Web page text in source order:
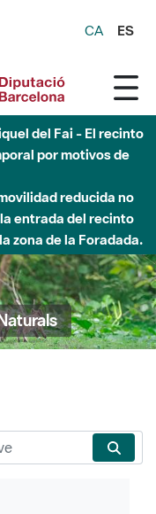
CA ES
del Fai - El recinto
por motivos de
reducida no
entrada del recinto
zona de la Foradada.